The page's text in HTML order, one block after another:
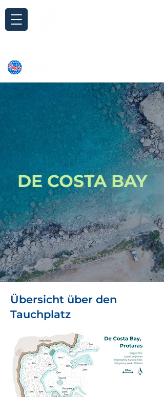
DE COSTA BAY
Übersicht über den
Tauchplatz